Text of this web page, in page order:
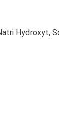
Hydroxyt,